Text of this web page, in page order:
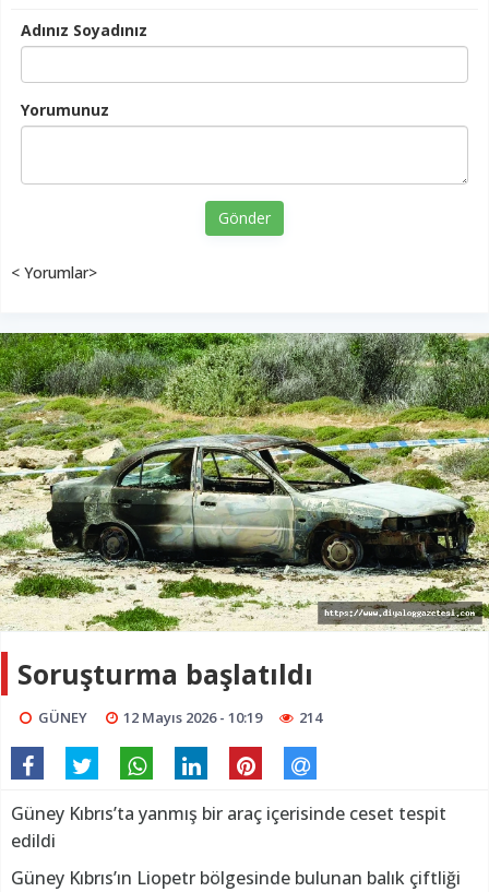
Adınız Soyadınız
Yorumunuz
Gönder
< Yorumlar>
Soruşturma başlatıldı
GÜNEY 12 Mayıs 2026 - 10:19 214
Güney Kıbrıs’ta yanmış bir araç içerisinde ceset tespit
edildi
Güney Kıbrıs’ın Liopetr bölgesinde bulunan balık çiftliği